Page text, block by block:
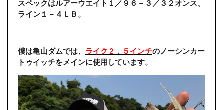
スペックはルアーウエイト１／９６－３／３２オンス、
ライン１－４ＬＢ。
僕は亀山ダムでは、 ライク２．５インチのノーシンカー
トゥイッチをメインに使用しています。